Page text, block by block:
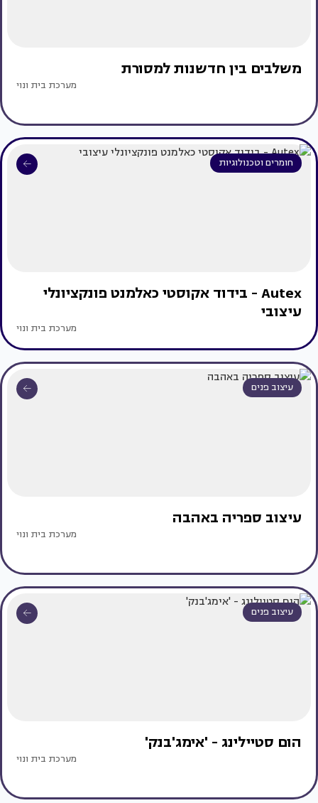
משלבים בין חדשנות למסורת
מערכת בית ונוי
חומרים וטכנולוגיות
Autex - בידוד אקוסטי כאלמנט פונקציונלי
עיצובי
מערכת בית ונוי
עיצוב פנים
עיצוב ספריה באהבה
מערכת בית ונוי
עיצוב פנים
הום סטיילינג - 'אימג'בנק'
מערכת בית ונוי